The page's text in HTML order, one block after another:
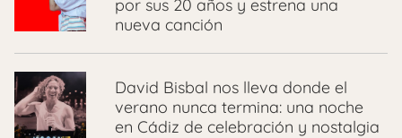
por sus 20 años y estrena una
nueva canción
David Bisbal nos lleva donde el
verano nunca termina: una noche
en Cádiz de celebración y nostalgia